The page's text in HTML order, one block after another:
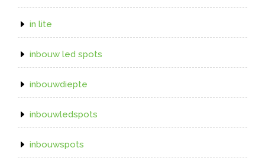
in lite
inbouw led spots
inbouwdiepte
inbouwledspots
inbouwspots